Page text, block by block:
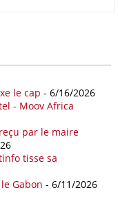
période, les
ont atteint 45,02
gaziers communs, afin
énergétiques en
tensions
sur le marché
la Première ministre
le cap - 6/16/2026
- Moov Africa
par le maire
tisse sa
Gabon - 6/11/2026